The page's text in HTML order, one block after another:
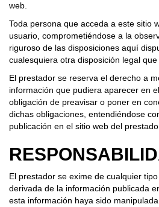
web.
Toda persona que acceda a este sitio
usuario, comprometiéndose a la
riguroso de las disposiciones aquí
cualesquiera otra disposición legal que
El prestador se reserva el derecho a
información que pudiera aparecer en
obligación de preavisar o poner en
dichas obligaciones, entendiéndose
publicación en el sitio web del
El prestador se exime de cualquier
derivada de la información publicada
esta información haya sido